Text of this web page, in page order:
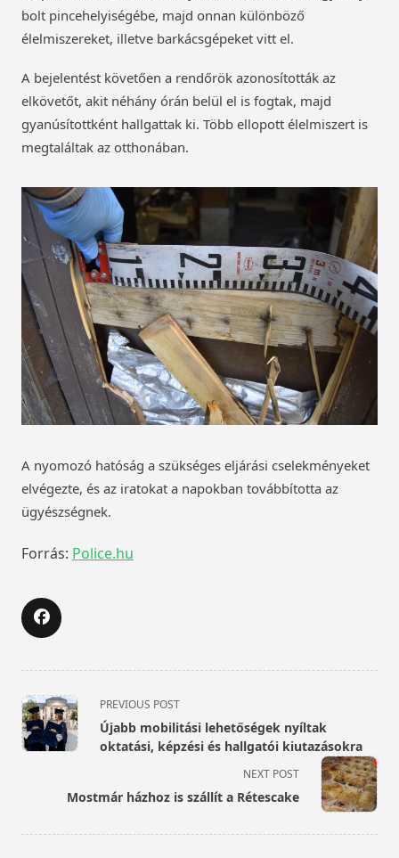
bolt pincehelyiségébe, majd onnan különböző
élelmiszereket, illetve barkácsgépeket vitt el.
A bejelentést követően a rendőrök azonosították az
elkövetőt, akit néhány órán belül el is fogtak, majd
gyanúsítottként hallgattak ki. Több ellopott élelmiszert is
megtaláltak az otthonában.
A nyomozó hatóság a szükséges eljárási cselekményeket
elvégezte, és az iratokat a napokban továbbította az
ügyészségnek.
Forrás: Police.hu
<span
class="nav-
subtitle
PREVIOUS POST
Újabb mobilitási lehetőségek nyíltak
oktatási, képzési és hallgatói kiutazásokra
NEXT POST
Mostmár házhoz is szállít a Rétescake